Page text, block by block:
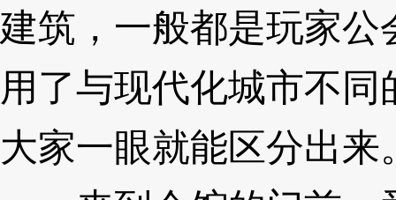
建筑，一般都是玩家
用了与现代化城市不
大家一眼就能区分出来